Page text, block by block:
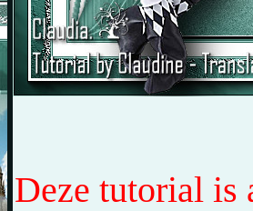
Deze tutorial is